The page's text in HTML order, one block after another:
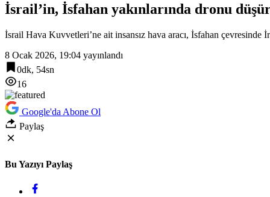
İsrail’in, İsfahan yakınlarında dronu
İsrail Hava Kuvvetleri’ne ait insansız hava aracı, İsfahan çevresinde
8 Ocak 2026, 19:04 yayınlandı
0dk, 54sn
16
Google'da Abone Ol
Paylaş
Bu Yazıyı Paylaş